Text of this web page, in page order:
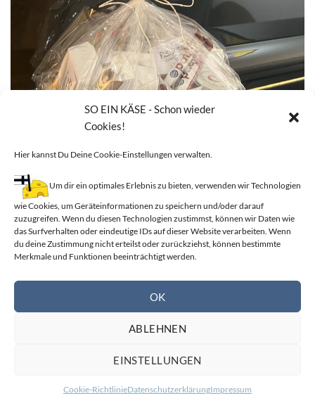
SO EIN KÄSE - Schon wieder
Cookies!
Hier kannst Du Deine Cookie-Einstellungen verwalten.
Um dir ein optimales Erlebnis zu bieten, verwenden wir Technologien
wie Cookies, um Geräteinformationen zu speichern und/oder darauf
zuzugreifen. Wenn du diesen Technologien zustimmst, können wir Daten wie
das Surfverhalten oder eindeutige IDs auf dieser Website verarbeiten. Wenn
du deine Zustimmung nicht erteilst oder zurückziehst, können bestimmte
Merkmale und Funktionen beeinträchtigt werden.
OK
ABLEHNEN
EINSTELLUNGEN
Cookie-RichtlinieDatenschutzerklärungImpressum
Geschenkkörbe
SHOP NOW
Created byNORDESIGN